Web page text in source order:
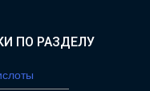
ПО РАЗДЕЛУ